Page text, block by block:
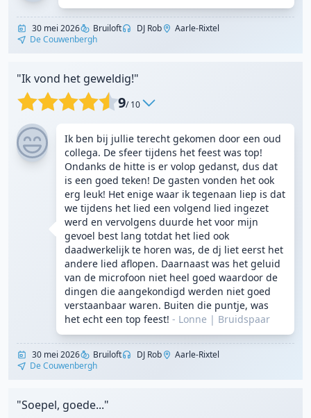
30 mei 2026 Bruiloft DJ Rob
Aarle-Rixtel
De Couwenbergh
"Ik vond het geweldig!"
9/ 10
Ik ben bij jullie terecht gekomen door een oud
collega. De sfeer tijdens het feest was top!
Ondanks de hitte is er volop gedanst, dus dat
is een goed teken! De gasten vonden het ook
erg leuk! Het enige waar ik tegenaan liep is dat
we tijdens het lied een volgend lied ingezet
werd en vervolgens duurde het voor mijn
gevoel best lang totdat het lied ook
daadwerkelijk te horen was, de dj liet eerst het
andere lied aflopen. Daarnaast was het geluid
van de microfoon niet heel goed waardoor de
dingen die aangekondigd werden niet goed
verstaanbaar waren. Buiten die puntje, was
het echt een top feest! - Lonne | Bruidspaar
30 mei 2026 Bruiloft DJ Rob
Aarle-Rixtel
De Couwenbergh
"Soepel, goede..."